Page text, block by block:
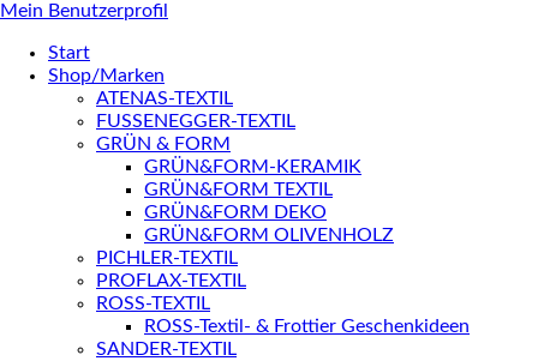
Mein Benutzerprofil
Start
Shop/Marken
ATENAS-TEXTIL
FUSSENEGGER-TEXTIL
GRÜN & FORM
GRÜN&FORM-KERAMIK
GRÜN&FORM TEXTIL
GRÜN&FORM DEKO
GRÜN&FORM OLIVENHOLZ
PICHLER-TEXTIL
PROFLAX-TEXTIL
ROSS-TEXTIL
ROSS-Textil- & Frottier Geschenkideen
SANDER-TEXTIL